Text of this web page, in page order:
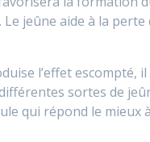
jeûne aide à la
l’effet escompté,
sortes de
qui répond le mieux